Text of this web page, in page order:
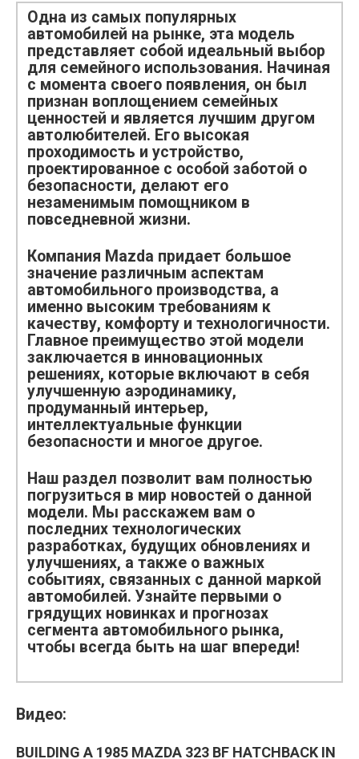
Одна из самых популярных
автомобилей на рынке, эта модель
представляет собой идеальный выбор
для семейного использования. Начиная
с момента своего появления, он был
признан воплощением семейных
ценностей и является лучшим другом
автолюбителей. Его высокая
проходимость и устройство,
проектированное с особой заботой о
безопасности, делают его
незаменимым помощником в
повседневной жизни.
Компания Mazda придает большое
значение различным аспектам
автомобильного производства, а
именно высоким требованиям к
качеству, комфорту и технологичности.
Главное преимущество этой модели
заключается в инновационных
решениях, которые включают в себя
улучшенную аэродинамику,
продуманный интерьер,
интеллектуальные функции
безопасности и многое другое.
Наш раздел позволит вам полностью
погрузиться в мир новостей о данной
модели. Мы расскажем вам о
последних технологических
разработках, будущих обновлениях и
улучшениях, а также о важных
событиях, связанных с данной маркой
автомобилей. Узнайте первыми о
грядущих новинках и прогнозах
сегмента автомобильного рынка,
чтобы всегда быть на шаг впереди!
Видео:
BUILDING A 1985 MAZDA 323 BF HATCHBACK IN